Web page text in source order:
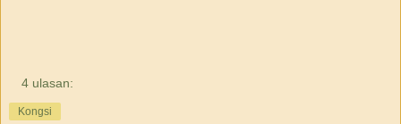
4 ulasan:
Kongsi